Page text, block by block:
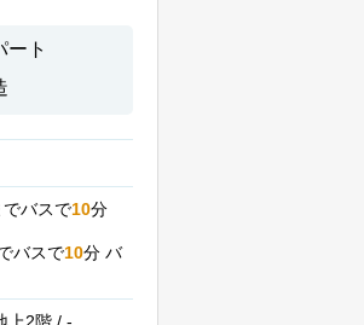
ート
でバスで10分
バスで10分 バ